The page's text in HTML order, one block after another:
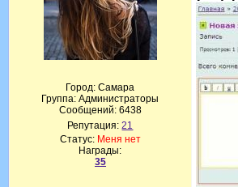
Город: Самара
Группа: Администраторы
Сообщений: 6438
Репутация:21
Статус: Меня нет
Награды:
35